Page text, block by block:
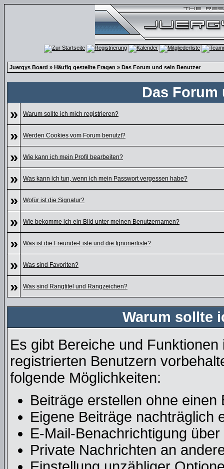
Juergys Board » Häufig gestellte Fragen » Das Forum und sein Benutzer
Das
»
Warum sollte ich mich registrieren?
» Werden Cookies vom Forum benutzt?
» Wie kann ich mein Profil bearbeiten?
» Was kann ich tun, wenn ich mein Passwort vergessen habe?
» Wofür ist die Signatur?
» Wie bekomme ich ein Bild unter meinen Benutzernamen?
» Was ist die Freunde-Liste und die Ignorierliste?
» Was sind Favoriten?
» Was sind Rangtitel und Rangzeichen?
Warum sollte
Es gibt Bereiche und
registrierten Benutzern
folgende Möglichkeiten:
Beiträge erstellen ohne
Eigene Beiträge nachträglich
E-Mail-Benachrichtigung
Private Nachrichten an